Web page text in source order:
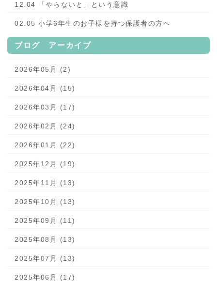
12.04 「やらないと」という意識
02.05 小学6年生のお子様を持つ保護者の方へ
ブログ アーカイブ
2026年05月 (2)
2026年04月 (15)
2026年03月 (17)
2026年02月 (24)
2026年01月 (22)
2025年12月 (19)
2025年11月 (13)
2025年10月 (13)
2025年09月 (11)
2025年08月 (13)
2025年07月 (13)
2025年06月 (17)